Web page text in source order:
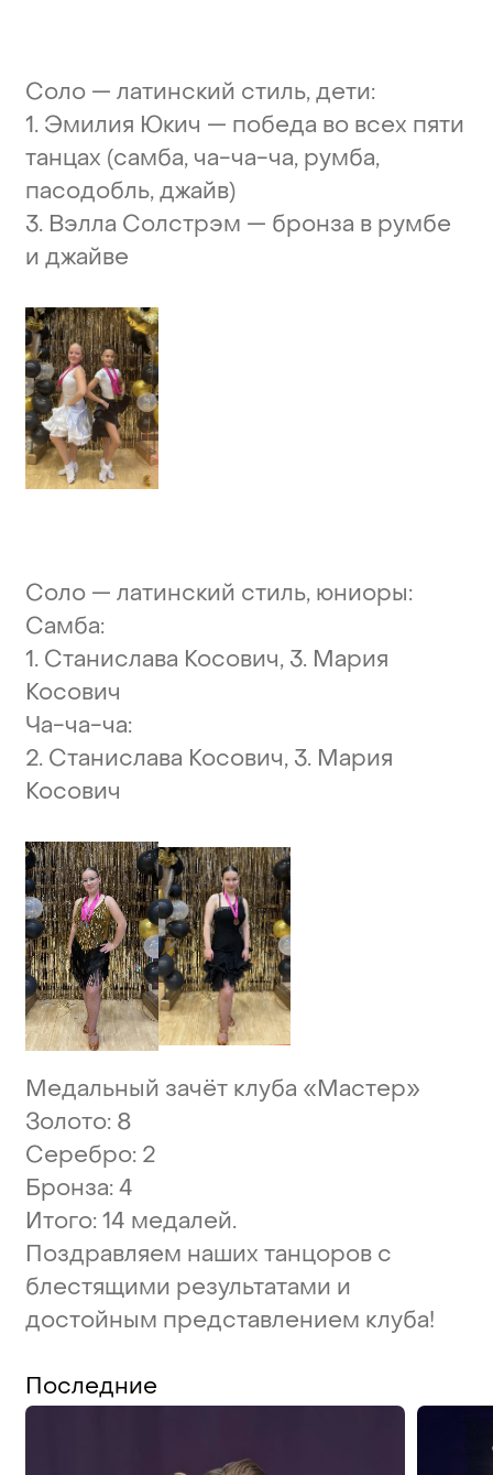
Соло — латинский стиль,дети:
1. Эмилия Юкич — победа во всех пяти
танцах (самба, ча-ча-ча, румба,
пасодобль,джайв)
3. Вэлла Солстрэм — бронза в румбе
и джайве
Соло — латинский стиль, юниоры:
Самба:
1. Станислава Косович, 3. Мария
Косович
Ча-ча-ча:
2. Станислава Косович, 3. Мария
Косович
Медальный зачёт клуба «Мастер»
Золото: 8
Серебро: 2
Бронза:4
Итого:14 медалей.
Поздравляем наших танцоров с
блестящими результатами и
достойным представлением клуба!
Последние